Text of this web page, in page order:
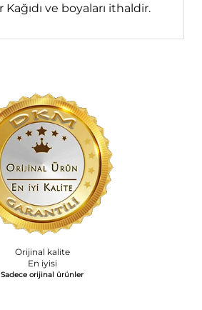
ve boyaları ithaldir.
Orijinal kalite
En iyisi
Sadece orijinal ürünler